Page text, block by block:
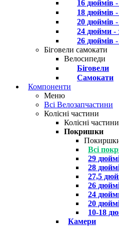
16 дюймів
18 дюймів
20 дюймів
24 дюйми -
26 дюймів
Біговели самокати
Велосипеди
Біговели
Самокати
Компоненти
Меню
Всі Велозапчастини
Колісні частини
Колісні частини
Покришки
Всі
29
28
27,5
26
24
20
10-18
Камери